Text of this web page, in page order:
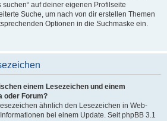
suchen“ auf deiner eigenen Profilseite
Suche, um nach von dir erstellen Themen
Optionen in die Suchmaske ein.
einem Lesezeichen und einem
oder Forum?
ähnlich den Lesezeichen in Web-
bei einem Update. Seit phpBB 3.1